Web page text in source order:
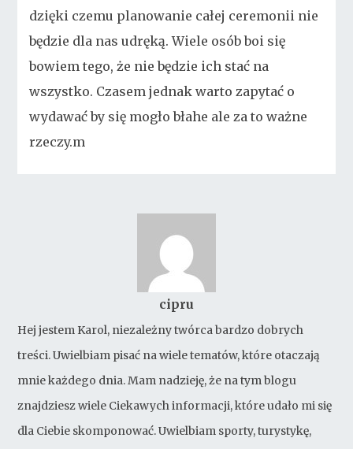
dzięki czemu planowanie całej ceremonii nie
będzie dla nas udręką. Wiele osób boi się
bowiem tego, że nie będzie ich stać na
wszystko. Czasem jednak warto zapytać o
wydawać by się mogło błahe ale za to ważne
rzeczy.m
cipru
Hej jestem Karol, niezależny twórca bardzo dobrych
treści. Uwielbiam pisać na wiele tematów, które otaczają
mnie każdego dnia. Mam nadzieję, że na tym blogu
znajdziesz wiele Ciekawych informacji, które udało mi się
dla Ciebie skomponować. Uwielbiam sporty, turystykę,